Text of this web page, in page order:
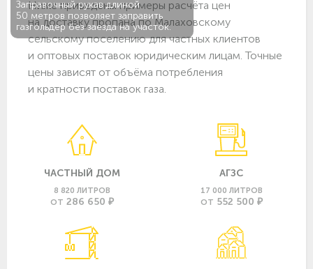
Заправочный рукав длиной
50 метров позволяет заправить
газгольдер без заезда на участок.
Ниже приведены примеры расчёта цен
на доставку пропана по Малаховскому
сельскому поселению для частных клиентов
и оптовых поставок юридическим лицам. Точные
цены зависят от объёма потребления
и кратности поставок газа.
ЧАСТНЫЙ ДОМ
8 820 ЛИТРОВ
ОТ 286 650 ₽
АГЗС
17 000 ЛИТРОВ
ОТ 552 500 ₽